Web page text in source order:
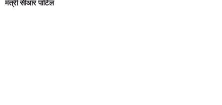
मंत्री सीआर पाटिल